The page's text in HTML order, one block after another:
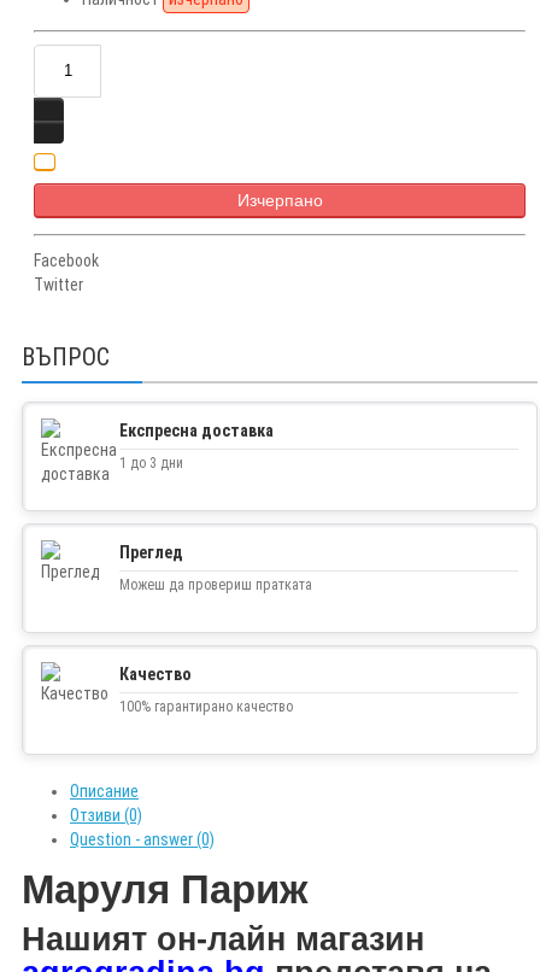
Изчерпано
Facebook
Twitter
ВЪПРОС
Експресна доставка
1 до 3 дни
Преглед
Можеш да провериш пратката
Качество
100% гарантирано качество
Описание
Отзиви (0)
Question - answer (0)
Маруля Париж
Нашият он-лайн магазин